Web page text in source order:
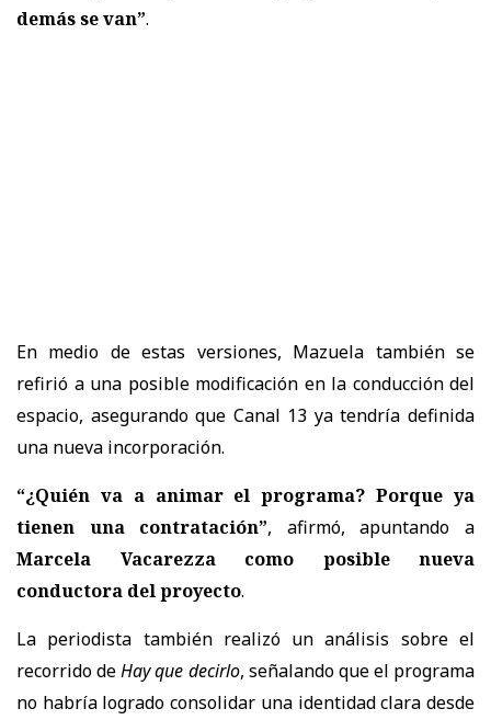
demás se van”.
En medio de estas versiones, Mazuela también se
refirió a una posible modificación en la conducción del
espacio, asegurando que Canal 13 ya tendría definida
una nueva incorporación.
“¿Quién va a animar el programa? Porque ya
tienen una contratación”, afirmó, apuntando a
Marcela Vacarezza como posible nueva
conductora del proyecto.
La periodista también realizó un análisis sobre el
recorrido deHay que decirlo, señalando que el programa
no habría logrado consolidar una identidad clara desde